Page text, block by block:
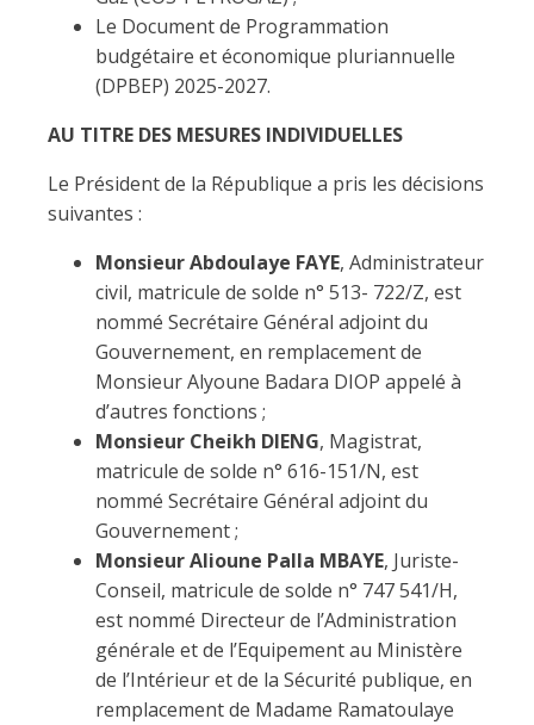
Le Document de Programmation
budgétaire et économique pluriannuelle
(DPBEP) 2025-2027.
AU TITRE DES MESURES INDIVIDUELLES
Le Président de la République a pris les décisions
suivantes :
Monsieur Abdoulaye FAYE, Administrateur
civil, matricule de solde n° 513- 722/Z, est
nommé Secrétaire Général adjoint du
Gouvernement, en remplacement de
Monsieur Alyoune Badara DIOP appelé à
d’autres fonctions ;
Monsieur Cheikh DIENG, Magistrat,
matricule de solde n° 616-151/N, est
nommé Secrétaire Général adjoint du
Gouvernement ;
Monsieur Alioune Palla MBAYE, Juriste-
Conseil, matricule de solde n° 747 541/H,
est nommé Directeur de l’Administration
générale et de l’Equipement au Ministère
de l’Intérieur et de la Sécurité publique, en
remplacement de Madame Ramatoulaye